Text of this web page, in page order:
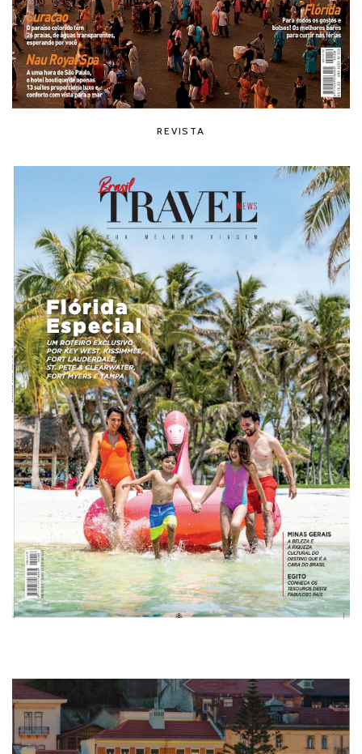
REVISTA